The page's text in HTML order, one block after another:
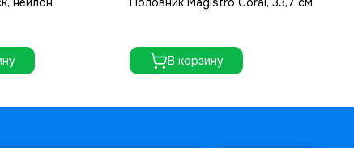
В корзину